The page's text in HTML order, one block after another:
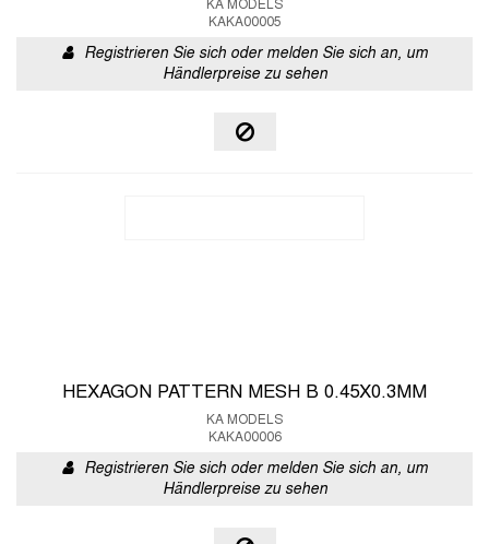
KA MODELS
KAKA00005
Registrieren Sie sich oder melden Sie sich an, um
Händlerpreise zu sehen
HEXAGON PATTERN MESH B 0.45X0.3MM
KA MODELS
KAKA00006
Registrieren Sie sich oder melden Sie sich an, um
Händlerpreise zu sehen